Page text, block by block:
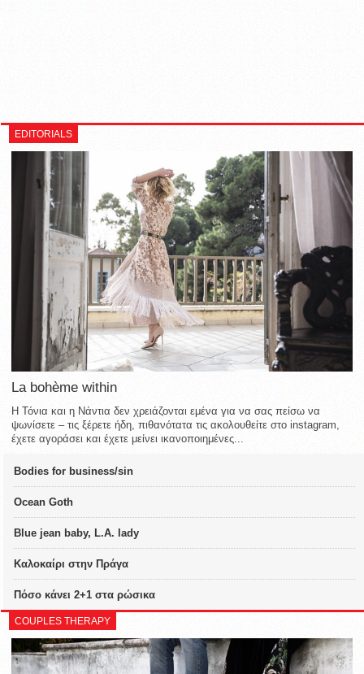
EDITORIALS
La bohème within
Η Τόνια και η Νάντια δεν χρειάζονται εμένα για να σας πείσω να
ψωνίσετε – τις ξέρετε ήδη, πιθανότατα τις ακολουθείτε στο instagram,
έχετε αγοράσει και έχετε μείνει ικανοποιημένες...
Bodies for business/sin
Ocean Goth
Blue jean baby, L.A. lady
Καλοκαίρι στην Πράγα
Πόσο κάνει 2+1 στα ρώσικα
COUPLES THERAPY